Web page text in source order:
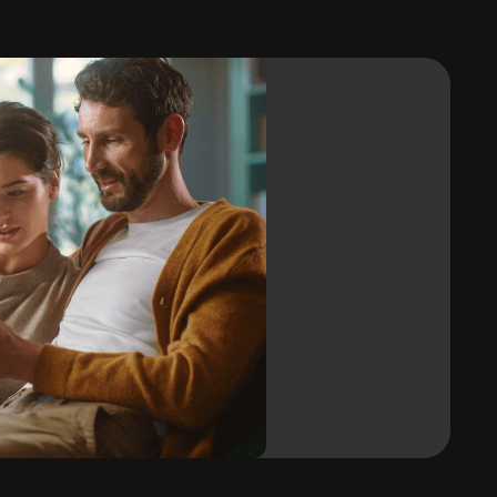
Vuilafstotend
Vervormbaar / buigbaar
JA / JA
Rolbreedte
1,22 m
Garantie